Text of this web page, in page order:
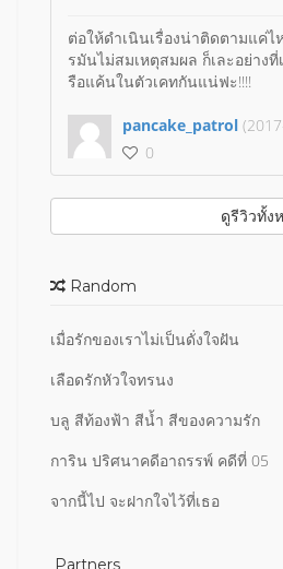
ต่อให้ดำเนินเรื่องน่าติดตามแค่
รมันไม่สมเหตุสมผล ก็เละอย่าง
รือแค้นในตัวเคทกันแน่ฟะ!!!!
pancake_patrol
0
ดูรีวิวทั้ง
Random
เมื่อรักของเราไม่เป็นดั่งใจฝัน
เลือดรักหัวใจทรนง
บลู สีท้องฟ้า สีน้ำ สีของความรัก
การิน ปริศนาคดีอาถรรพ์ คดีที่ 05
จากนี้ไป จะฝากใจไว้ที่เธอ
Partners